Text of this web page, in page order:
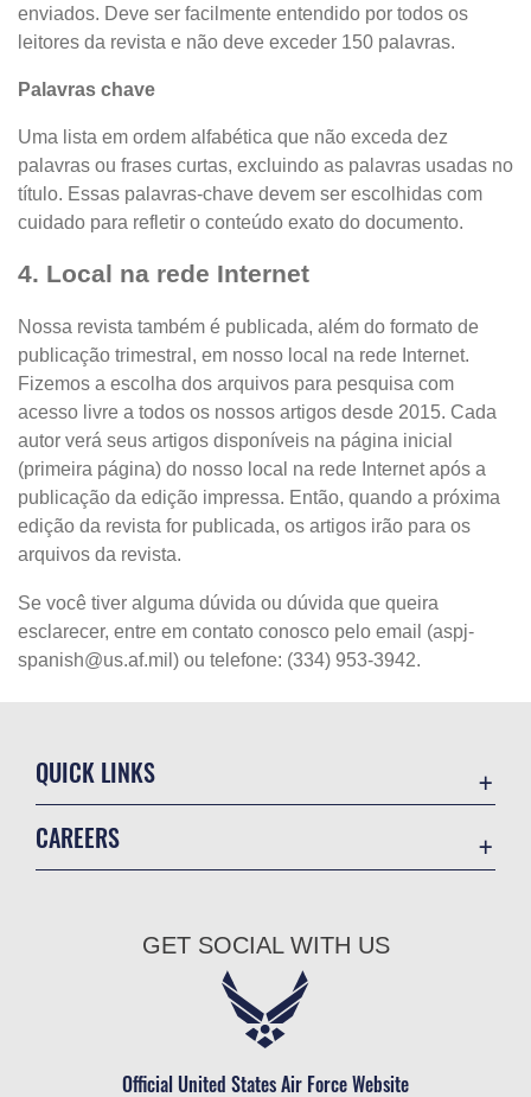
enviados. Deve ser facilmente entendido por todos os
leitores da revista e não deve exceder 150 palavras.
Palavras chave
Uma lista em ordem alfabética que não exceda dez
palavras ou frases curtas, excluindo as palavras usadas no
título. Essas palavras-chave devem ser escolhidas com
cuidado para refletir o conteúdo exato do documento.
4. Local na rede Internet
Nossa revista também é publicada, além do formato de
publicação trimestral, em nosso local na rede Internet.
Fizemos a escolha dos arquivos para pesquisa com
acesso livre a todos os nossos artigos desde 2015. Cada
autor verá seus artigos disponíveis na página inicial
(primeira página) do nosso local na rede Internet após a
publicação da edição impressa. Então, quando a próxima
edição da revista for publicada, os artigos irão para os
arquivos da revista.
Se você tiver alguma dúvida ou dúvida que queira
esclarecer, entre em contato conosco pelo email (aspj-
spanish@us.af.mil) ou telefone: (334) 953-3942.
QUICK LINKS
Military One Source
CAREERS
Air Force Careers
Civilian Service
GET SOCIAL WITH US
Official United States Air Force Website